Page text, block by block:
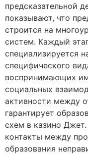
предсказательной
показывают, что
строится на
систем. Каждый
специализируется
специфического
воспринимающих
социальных
активности между
гарантирует
схем в казино
контакты между
образования